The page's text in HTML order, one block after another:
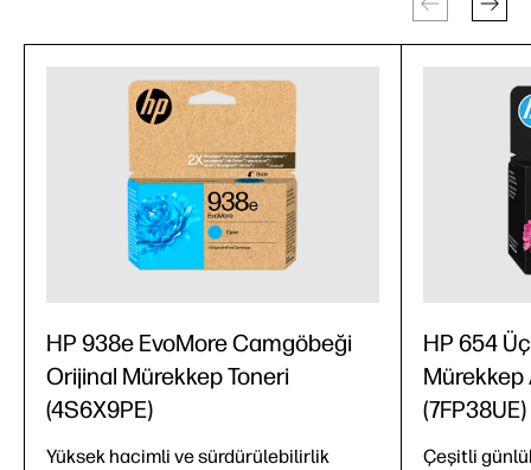
HP 938e EvoMore Camgöbeği
Orijinal Mürekkep Toneri
(4S6X9PE)
Yüksek hacimli ve sürdürülebilirlik
HP 654
Mürekkep
(7FP38UE)
Çeşitli